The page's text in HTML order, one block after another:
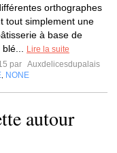
orthographes
tout simplement une
à base de
Lire la suite
par Auxdelicesdupalais
NONE
autour